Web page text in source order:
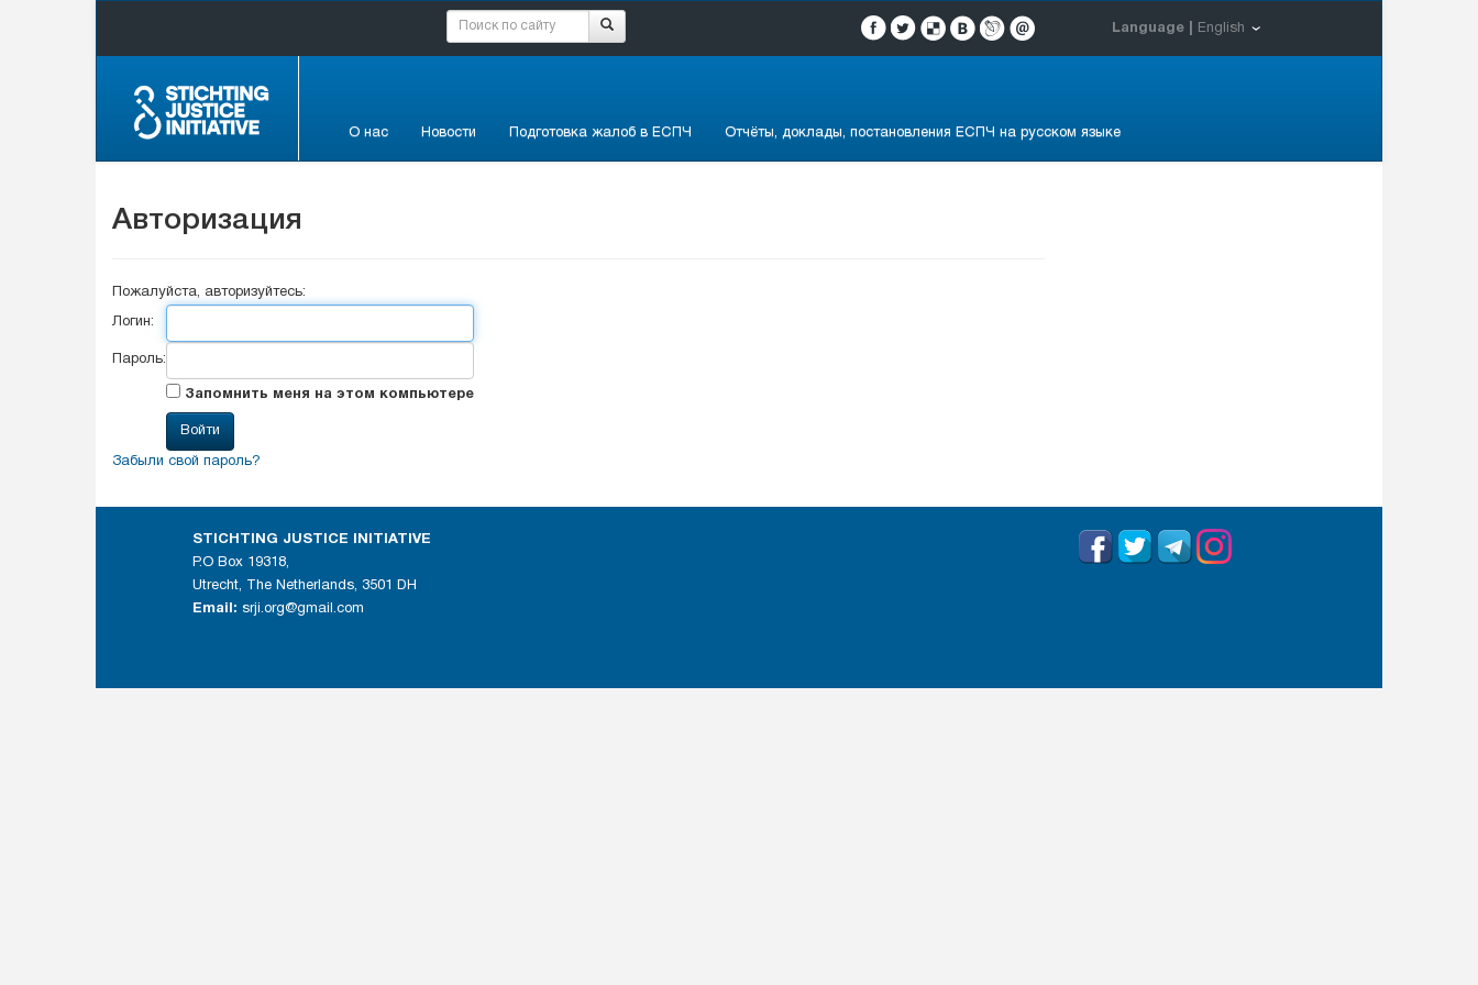
Language | English
О нас Новости Подготовка жалоб в ЕСПЧ Отчёты, доклады, постановления ЕСПЧ на русском языке
Авторизация
Пожалуйста, авторизуйтесь:
Логин:
Пароль:
Запомнить меня на этом компьютере
Забыли свой пароль?
STICHTING JUSTICE INITIATIVE
P.O Box 19318,
Utrecht, The Netherlands, 3501 DH
Email: srji.org@gmail.com